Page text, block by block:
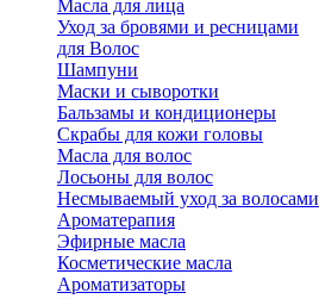
Масла для лица
Уход за бровями и ресницами
для Волос
Шампуни
Маски и сыворотки
Бальзамы и кондиционеры
Скрабы для кожи головы
Масла для волос
Лосьоны для волос
Несмываемый уход за волосами
Ароматерапия
Эфирные масла
Косметические масла
Ароматизаторы